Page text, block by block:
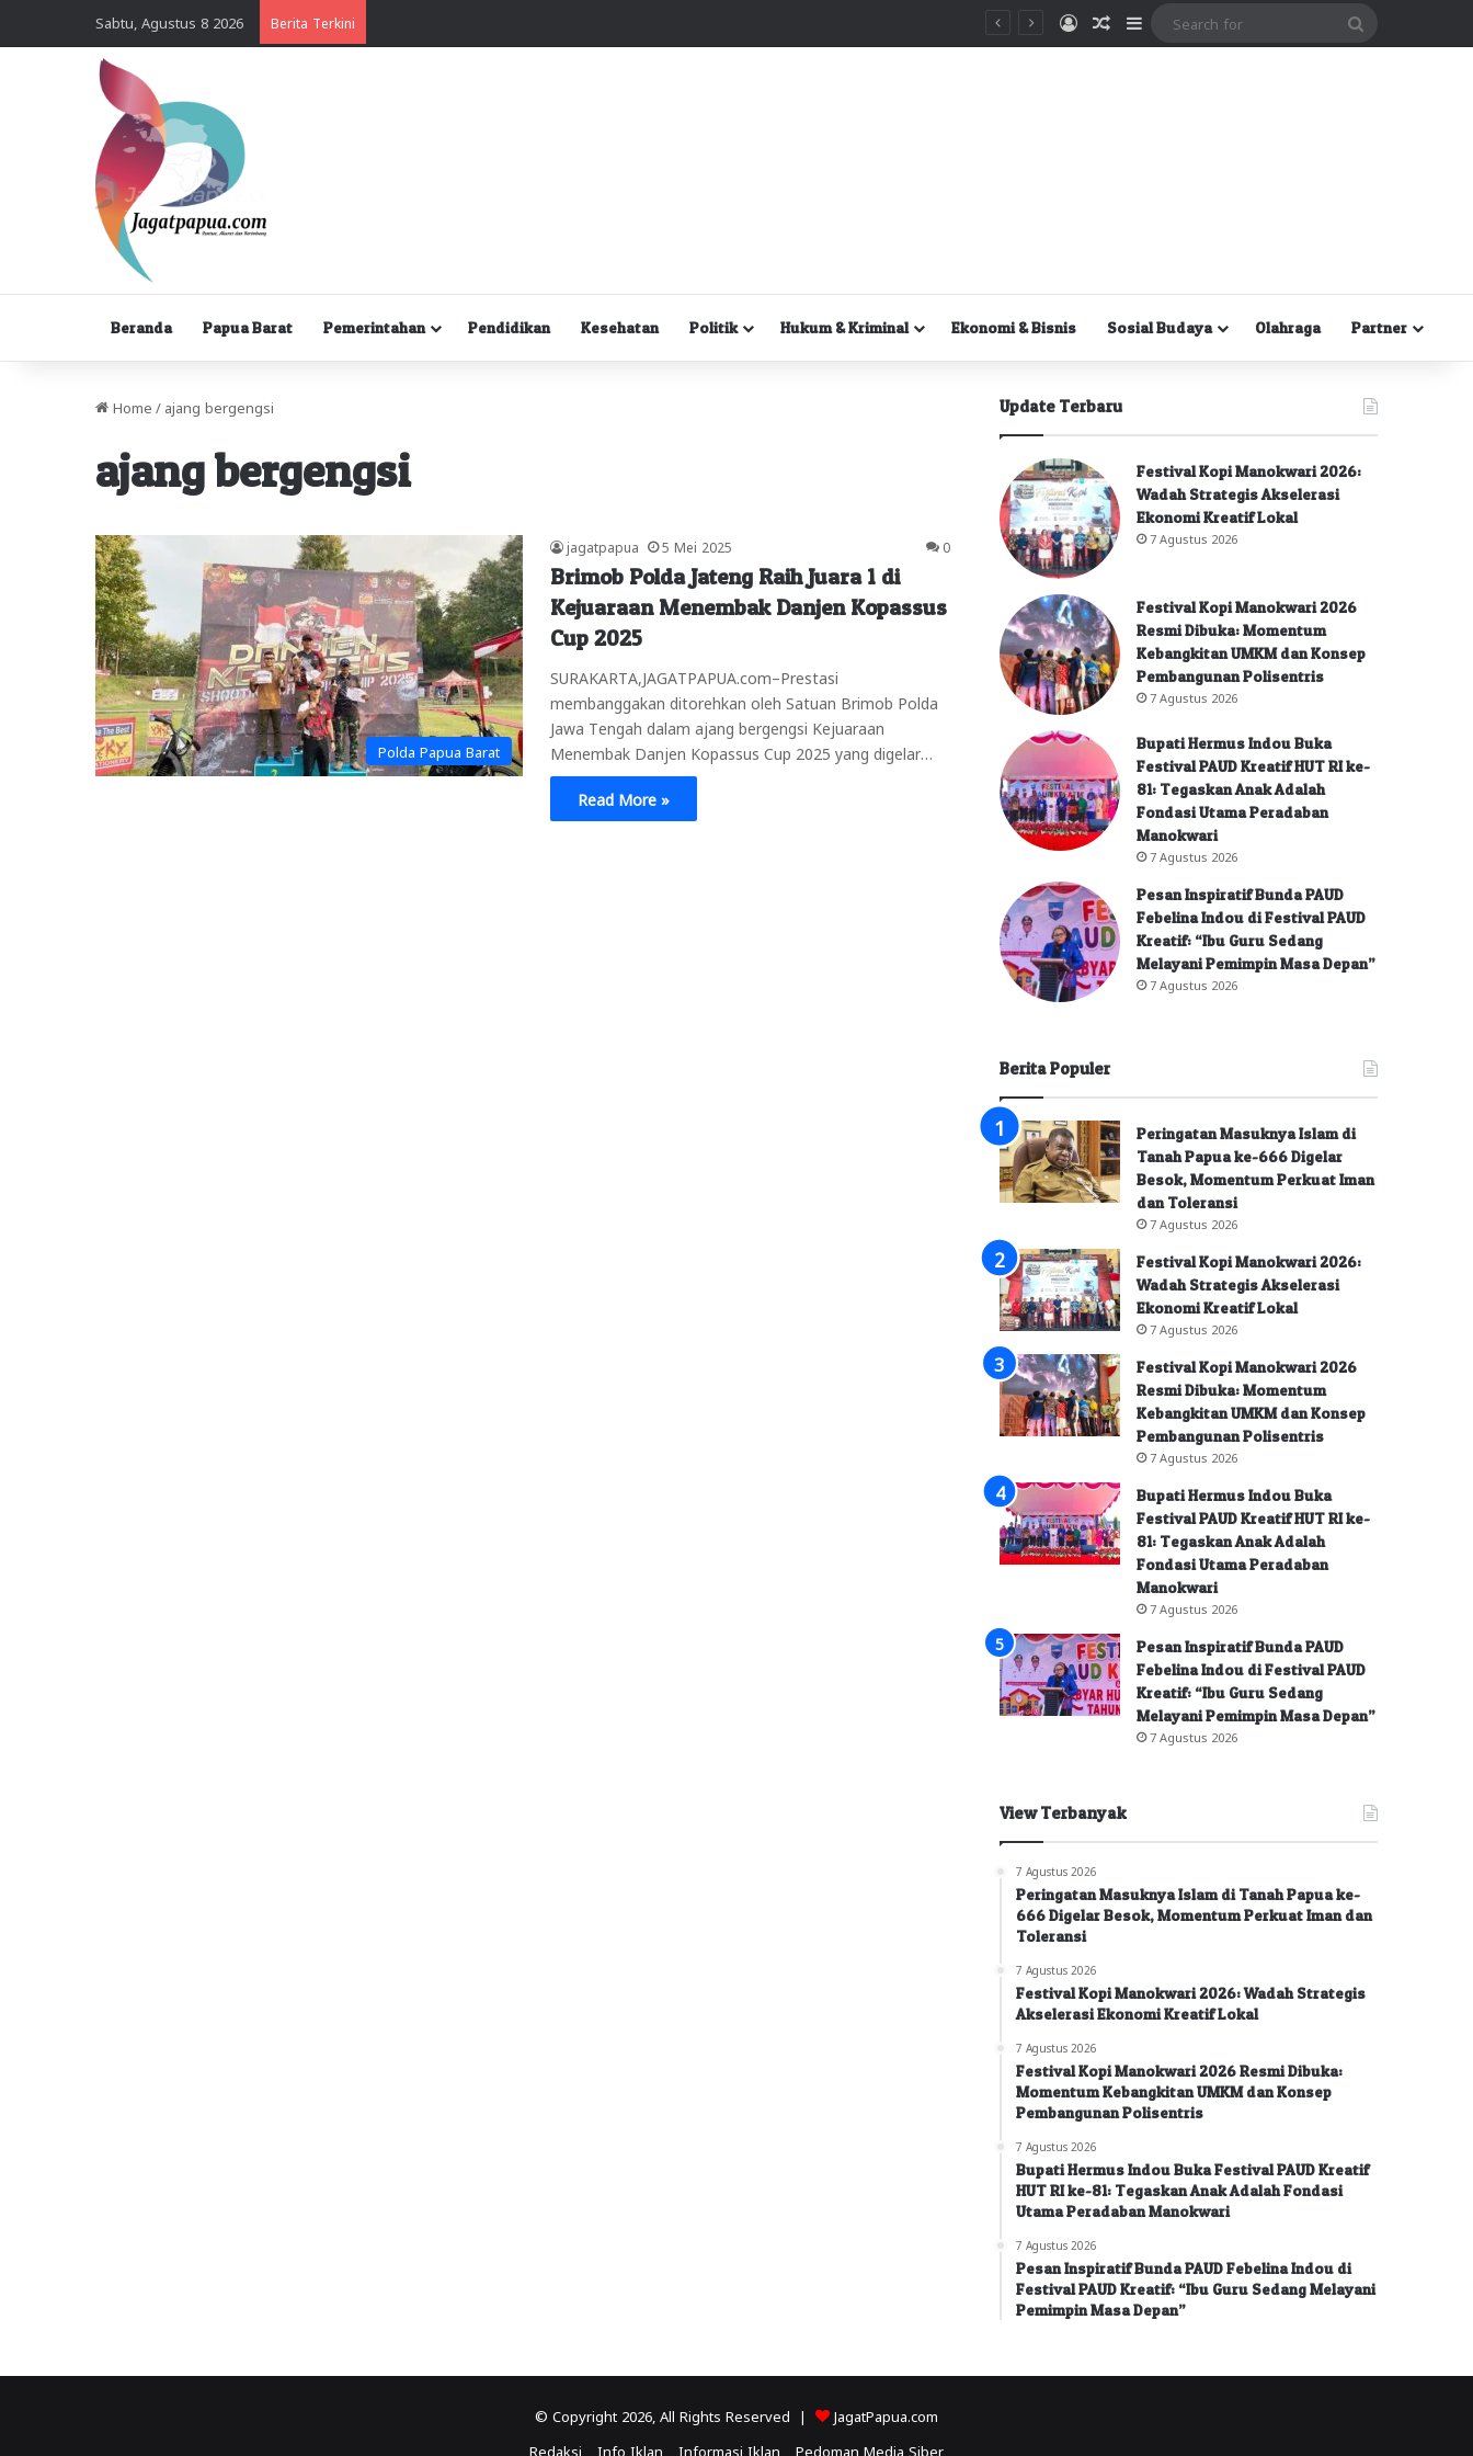
Sabtu, Agustus 8 2026 Berita Terkini MasukRandom Article
Sidebar
Beranda Papua Barat Pemerintahan Pendidikan Kesehatan Politik Hukum & Kriminal Ekonomi & Bisnis Sosial Budaya Olahraga Partner
Home / ajang bergengsi
ajang bergengsi
Polda Papua Barat
jagatpapua 5 Mei 2025 0
Brimob Polda Jateng Raih Juara 1 di
Kejuaraan Menembak Danjen Kopassus
Cup 2025
SURAKARTA,JAGATPAPUA.com–Prestasi
membanggakan ditorehkan oleh Satuan Brimob Polda
Jawa Tengah dalam ajang bergengsi Kejuaraan
Menembak Danjen Kopassus Cup 2025 yang digelar…
Read More »
Update Terbaru
Festival Kopi Manokwari 2026:
Wadah Strategis Akselerasi
Ekonomi Kreatif Lokal
7 Agustus 2026
Festival Kopi Manokwari 2026
Resmi Dibuka: Momentum
Kebangkitan UMKM dan Konsep
Pembangunan Polisentris
7 Agustus 2026
Bupati Hermus Indou Buka
Festival PAUD Kreatif HUT RI ke-
81: Tegaskan Anak Adalah
Fondasi Utama Peradaban
Manokwari
7 Agustus 2026
Pesan Inspiratif Bunda PAUD
Febelina Indou di Festival PAUD
Kreatif: “Ibu Guru Sedang
Melayani Pemimpin Masa Depan”
7 Agustus 2026
Berita Populer
Peringatan Masuknya Islam di
Tanah Papua ke-666 Digelar
Besok, Momentum Perkuat Iman
dan Toleransi
7 Agustus 2026
Festival Kopi Manokwari 2026:
Wadah Strategis Akselerasi
Ekonomi Kreatif Lokal
7 Agustus 2026
Festival Kopi Manokwari 2026
Resmi Dibuka: Momentum
Kebangkitan UMKM dan Konsep
Pembangunan Polisentris
7 Agustus 2026
Bupati Hermus Indou Buka
Festival PAUD Kreatif HUT RI ke-
81: Tegaskan Anak Adalah
Fondasi Utama Peradaban
Manokwari
7 Agustus 2026
Pesan Inspiratif Bunda PAUD
Febelina Indou di Festival PAUD
Kreatif: “Ibu Guru Sedang
Melayani Pemimpin Masa Depan”
7 Agustus 2026
View Terbanyak
7 Agustus 2026
Peringatan Masuknya Islam di Tanah Papua ke-
666 Digelar Besok, Momentum Perkuat Iman dan
Toleransi
7 Agustus 2026
Festival Kopi Manokwari 2026: Wadah Strategis
Akselerasi Ekonomi Kreatif Lokal
7 Agustus 2026
Festival Kopi Manokwari 2026 Resmi Dibuka:
Momentum Kebangkitan UMKM dan Konsep
Pembangunan Polisentris
7 Agustus 2026
Bupati Hermus Indou Buka Festival PAUD Kreatif
HUT RI ke-81: Tegaskan Anak Adalah Fondasi
Utama Peradaban Manokwari
7 Agustus 2026
Pesan Inspiratif Bunda PAUD Febelina Indou di
Festival PAUD Kreatif: “Ibu Guru Sedang Melayani
Pemimpin Masa Depan”
© Copyright 2026, All Rights Reserved | JagatPapua.com
Redaksi Info Iklan Informasi Iklan Pedoman Media Siber